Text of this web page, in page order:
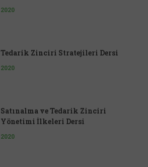
2020
Tedarik Zinciri Stratejileri Dersi
2020
Satınalma ve Tedarik Zinciri
Yönetimi İlkeleri Dersi
2020